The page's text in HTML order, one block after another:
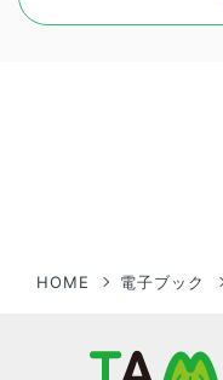
HOME 電子ブック